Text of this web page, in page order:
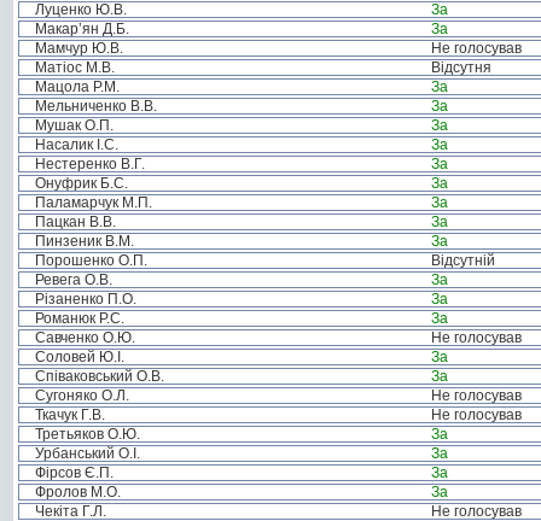
Луценко Ю.В.
За
Макар’ян Д.Б.
За
Мамчур Ю.В.
Не голосував
Матіос М.В.
Відсутня
Мацола Р.М.
За
Мельниченко В.В.
За
Мушак О.П.
За
Насалик І.С.
За
Нестеренко В.Г.
За
Онуфрик Б.С.
За
Паламарчук М.П.
За
Пацкан В.В.
За
Пинзеник В.М.
За
Порошенко О.П.
Відсутній
Ревега О.В.
За
Різаненко П.О.
За
Романюк Р.С.
За
Савченко О.Ю.
Не голосував
Соловей Ю.І.
За
Співаковський О.В.
За
Сугоняко О.Л.
Не голосував
Ткачук Г.В.
Не голосував
Третьяков О.Ю.
За
Урбанський О.І.
За
Фірсов Є.П.
За
Фролов М.О.
За
Чекіта Г.Л.
Не голосував